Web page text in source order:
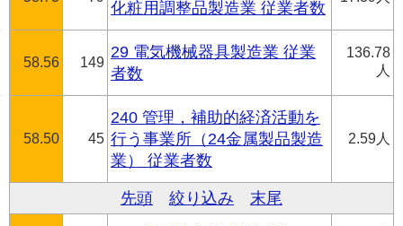
化粧用調整品製造業 従業者数
58.56 149
29 電気機械器具製造業 従業
者数
136.78
人
58.50 45
240 管理，補助的経済活動を
行う事業所（24金属製品製造
業） 従業者数
2.59人
先頭 絞り込み 末尾